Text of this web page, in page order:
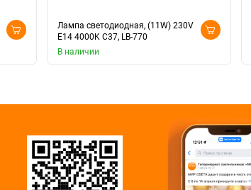
Лампа светодиодная, (11W) 230V
E14 4000K С37, LB-770
В наличии